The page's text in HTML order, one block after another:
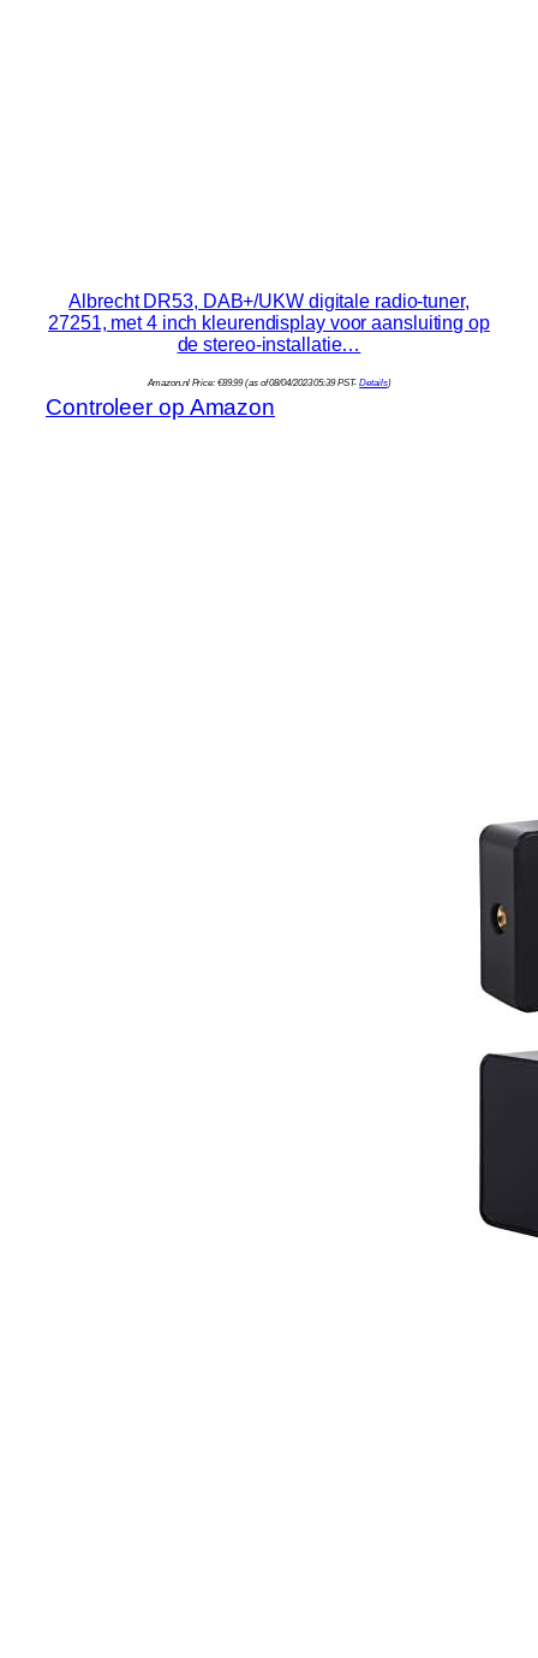
Albrecht DR53, DAB+/UKW digitale radio-tuner,
27251, met 4 inch kleurendisplay voor aansluiting op
de stereo-installatie…
Amazon.nl Price: €89.99(as of 08/04/2023 05:39 PST-Details)
Controleer op Amazon